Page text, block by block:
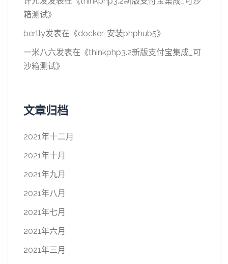
箱测试》
bertly发表在《docker-安装phphub5》
一米八六发表在《thinkphp3.2新版支付宝集成_可
沙箱测试》
文章归档
2021年十二月
2021年十月
2021年九月
2021年八月
2021年七月
2021年六月
2021年三月